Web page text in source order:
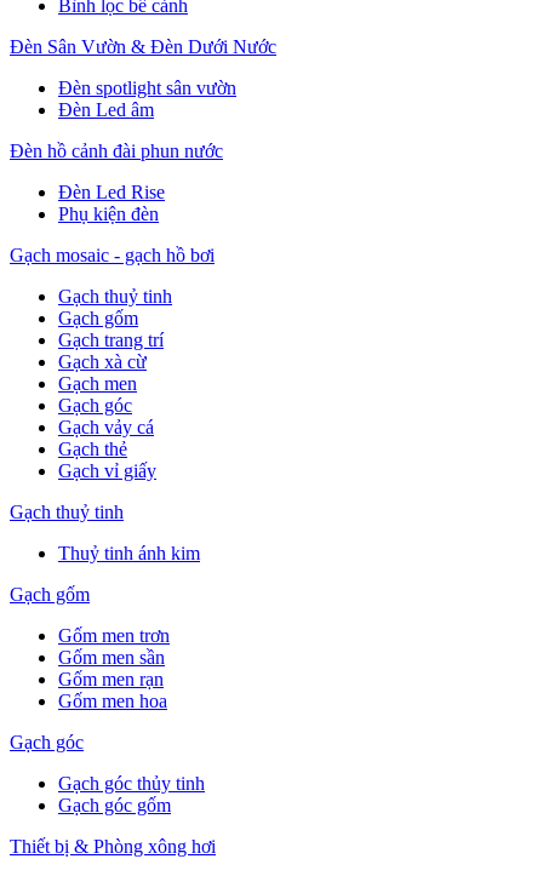
Bình lọc bể cảnh
Đèn Sân Vườn & Đèn Dưới Nước
Đèn spotlight sân vườn
Đèn Led âm
Đèn hồ cảnh đài phun nước
Đèn Led Rise
Phụ kiện đèn
Gạch mosaic - gạch hồ bơi
Gạch thuỷ tinh
Gạch gốm
Gạch trang trí
Gạch xà cừ
Gạch men
Gạch góc
Gạch vảy cá
Gạch thẻ
Gạch vỉ giấy
Gạch thuỷ tinh
Thuỷ tinh ánh kim
Gạch gốm
Gốm men trơn
Gốm men sần
Gốm men rạn
Gốm men hoa
Gạch góc
Gạch góc thủy tinh
Gạch góc gốm
Thiết bị & Phòng xông hơi